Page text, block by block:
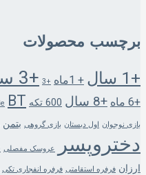
برچسب محصولات
+1 سال + 1ماه +3 +3 سال
+6 ماه +8 سال 600 تکه BT
بازی نوجوان اول دبستان بازی گروهی بتمن
دختروپسر عروسک مفصلی
ارزان فرفره استقامتی فرفره انفجاری تکی